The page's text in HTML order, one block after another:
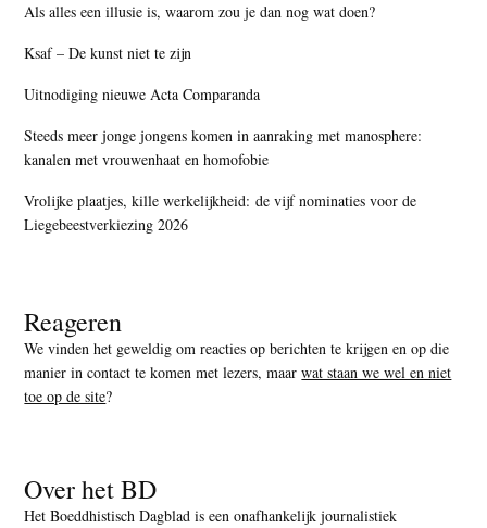
Als alles een illusie is, waarom zou je dan nog wat doen?
Ksaf – De kunst niet te zijn
Uitnodiging nieuwe Acta Comparanda
Steeds meer jonge jongens komen in aanraking met manosphere:
kanalen met vrouwenhaat en homofobie
Vrolijke plaatjes, kille werkelijkheid: de vijf nominaties voor de
Liegebeestverkiezing 2026
Reageren
We vinden het geweldig om reacties op berichten te krijgen en op die
manier in contact te komen met lezers, maarwat staan we wel en niet
toe op de site?
Over het BD
Het Boeddhistisch Dagblad is een onafhankelijk journalistiek